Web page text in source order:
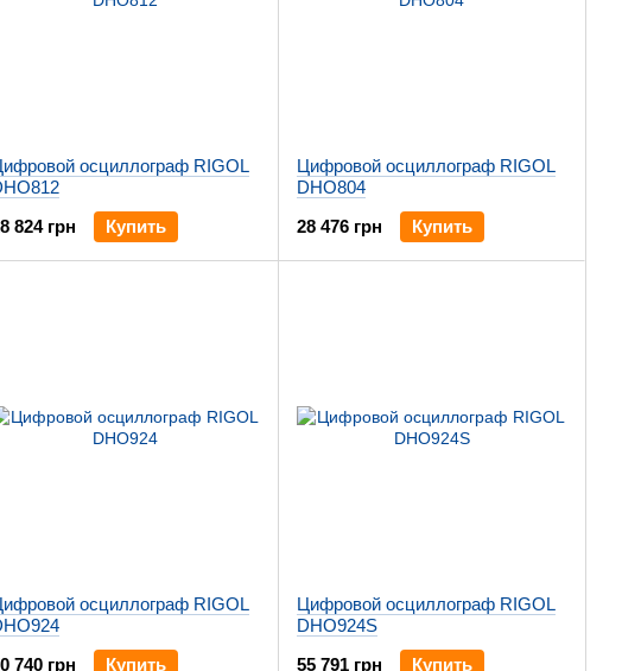
осциллограф RIGOL
824 грн
Купить
Цифровой осциллограф RIGOL
DHO804
28 476 грн
Купить
осциллограф RIGOL
740 грн
Купить
Цифровой осциллограф RIGOL
DHO924S
55 791 грн
Купить